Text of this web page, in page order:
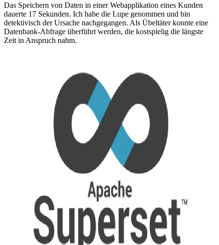
Das Speichern von Daten in einer Webapplikation eines Kunden
dauerte 17 Sekunden. Ich habe die Lupe genommen und bin
detektivisch der Ursache nachgegangen. Als Übeltäter konnte eine
Datenbank-Abfrage überführt werden, die kostspielig die längste
Zeit in Anspruch nahm.